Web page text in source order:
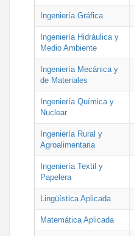
Ingeniería Gráfica
Ingeniería Hidráulica y
Medio Ambiente
Ingeniería Mecánica y
de Materiales
Ingeniería Química y
Nuclear
Ingeniería Rural y
Agroalimentaria
Ingeniería Textil y
Papelera
Lingüística Aplicada
Matemática Aplicada